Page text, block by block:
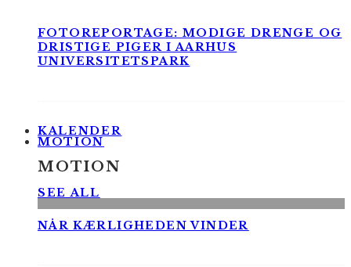
FOTOREPORTAGE: MODIGE DRENGE OG
DRISTIGE PIGER I AARHUS
UNIVERSITETSPARK
KALENDER
MOTION
MOTION
SEE ALL
NÅR KÆRLIGHEDEN VINDER